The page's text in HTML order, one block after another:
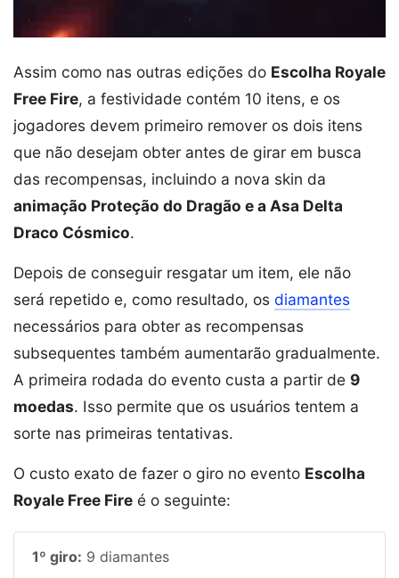
Assim como nas outras edições do Escolha Royale
Free Fire, a festividade contém 10 itens, e os
jogadores devem primeiro remover os dois itens
que não desejam obter antes de girar em busca
das recompensas, incluindo a nova skin da
animação Proteção do Dragão e a Asa Delta
Draco Cósmico.
Depois de conseguir resgatar um item, ele não
será repetido e, como resultado, os diamantes
necessários para obter as recompensas
subsequentes também aumentarão gradualmente.
A primeira rodada do evento custa a partir de 9
moedas. Isso permite que os usuários tentem a
sorte nas primeiras tentativas.
O custo exato de fazer o giro no evento Escolha
Royale Free Fire é o seguinte:
1º giro: 9 diamantes